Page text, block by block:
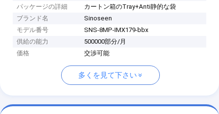
パッケージの詳細
カートン箱のTray+Anti静的な袋
ブランド名
Sinoseen
モデル番号
SNS-8MP-IMX179-bbx
供給の能力
500000部分/月
価格
交渉可能
多くを見て下さい